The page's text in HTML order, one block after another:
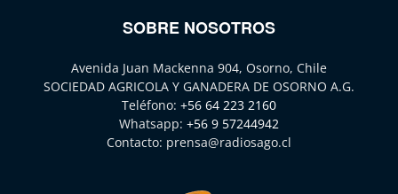
SOBRE NOSOTROS
Avenida Juan Mackenna 904, Osorno, Chile
SOCIEDAD AGRICOLA Y GANADERA DE OSORNO A.G.
Teléfono: +56 64 223 2160
Whatsapp: +56 9 57244942
Contacto: prensa@radiosago.cl